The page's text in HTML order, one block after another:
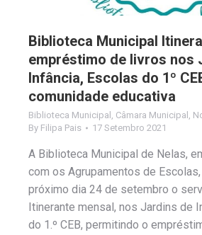
Biblioteca Municipal
empréstimo de livros nos
Infância, Escolas do 1º
comunidade educativa
Biblioteca Municipal , Câmara Municipal ,
By Filipa Pais 17 Setembro 2021
A Biblioteca Municipal de Nelas,
com os Agrupamentos de
próximo dia 24 de setembro o
Itinerante mensal, nos Jardins de
do 1.º CEB, permitindo o